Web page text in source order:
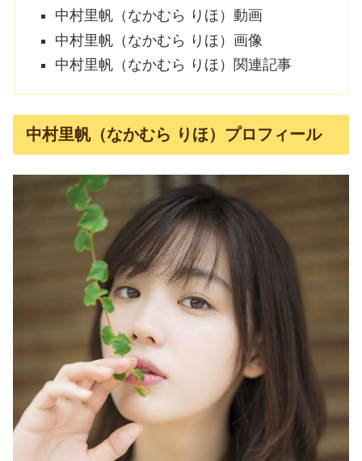
中村里帆（なかむら りほ）動画
中村里帆（なかむら りほ）画像
中村里帆（なかむら りほ）関連記事
中村里帆（なかむら りほ）プロフィール